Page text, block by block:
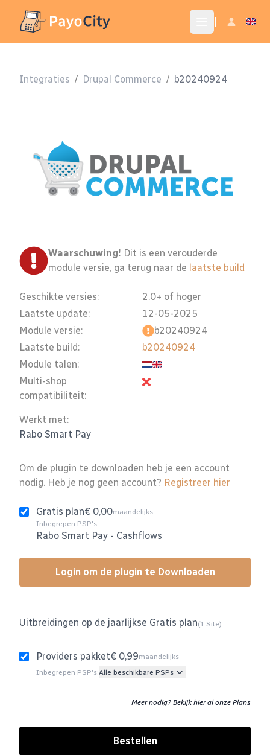
Integraties / Drupal Commerce / b20240924
Waarschuwing! Dit is een verouderde
module versie, ga terug naar de laatste build
Geschikte versies:
Laatste update:
Module versie:
Laatste build:
Module talen:
Multi-shop
compatibiliteit:
2.0+ of hoger
12-05-2025
b20240924
b20240924
Werkt met:
Rabo Smart Pay
Om de plugin te downloaden heb je een account
nodig. Heb je nog geen account? Registreer hier
Gratis plan€ 0,00maandelijks
Inbegrepen PSP's:
Rabo Smart Pay - Cashflows
Login om de plugin te Downloaden
Uitbreidingen op de jaarlijkse Gratis plan(1 Site)
Providers pakket€ 0,99maandelijks
Inbegrepen PSP's:Alle beschikbare PSPs
Meer nodig? Bekijk hier al onze Plans
Bestellen